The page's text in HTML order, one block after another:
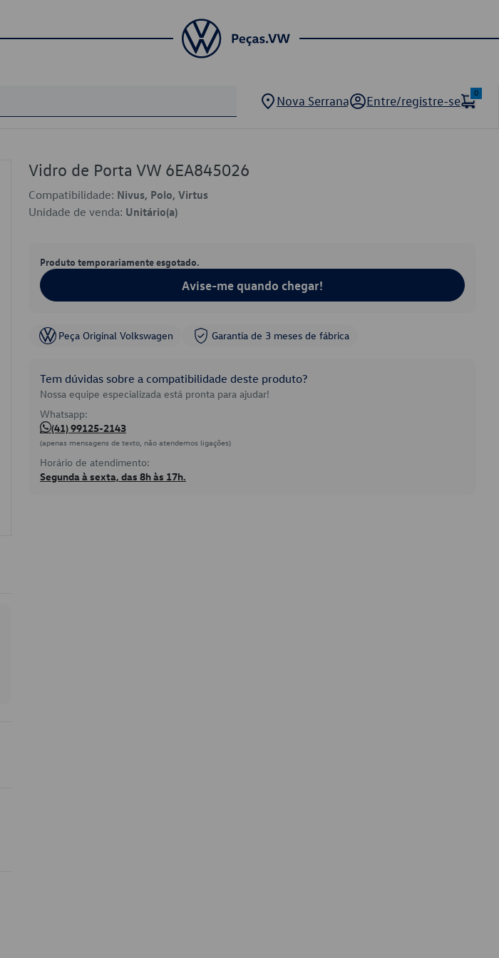
Nova Serrana Entre/registre-se
0
Vidro de Porta VW 6EA845026
Compatibilidade: Nivus, Polo, Virtus
Unidade de venda: Unitário(a)
Produto temporariamente esgotado.
Avise-me quando chegar!
Peça Original Volkswagen Garantia de 3 meses de fábrica
Tem dúvidas sobre a compatibilidade deste produto?
Nossa equipe especializada está pronta para ajudar!
Whatsapp:
(41) 99125-2143
(apenas mensagens de texto, não atendemos ligações)
Horário de atendimento:
Segunda à sexta, das 8h às 17h.